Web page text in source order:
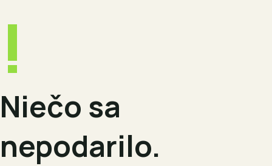
!
Niečo sa
nepodarilo.